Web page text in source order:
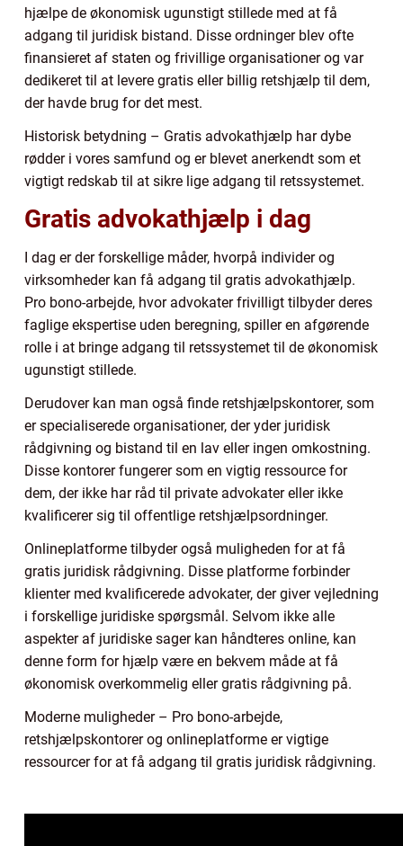
hjælpe de økonomisk ugunstigt stillede med at få
adgang til juridisk bistand. Disse ordninger blev ofte
finansieret af staten og frivillige organisationer og var
dedikeret til at levere gratis eller billig retshjælp til dem,
der havde brug for det mest.
Historisk betydning – Gratis advokathjælp har dybe
rødder i vores samfund og er blevet anerkendt som et
vigtigt redskab til at sikre lige adgang til retssystemet.
Gratis advokathjælp i dag
I dag er der forskellige måder, hvorpå individer og
virksomheder kan få adgang til gratis advokathjælp.
Pro bono-arbejde, hvor advokater frivilligt tilbyder deres
faglige ekspertise uden beregning, spiller en afgørende
rolle i at bringe adgang til retssystemet til de økonomisk
ugunstigt stillede.
Derudover kan man også finde retshjælpskontorer, som
er specialiserede organisationer, der yder juridisk
rådgivning og bistand til en lav eller ingen omkostning.
Disse kontorer fungerer som en vigtig ressource for
dem, der ikke har råd til private advokater eller ikke
kvalificerer sig til offentlige retshjælpsordninger.
Onlineplatforme tilbyder også muligheden for at få
gratis juridisk rådgivning. Disse platforme forbinder
klienter med kvalificerede advokater, der giver vejledning
i forskellige juridiske spørgsmål. Selvom ikke alle
aspekter af juridiske sager kan håndteres online, kan
denne form for hjælp være en bekvem måde at få
økonomisk overkommelig eller gratis rådgivning på.
Moderne muligheder – Pro bono-arbejde,
retshjælpskontorer og onlineplatforme er vigtige
ressourcer for at få adgang til gratis juridisk rådgivning.